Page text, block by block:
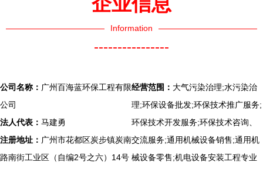
Information
----------------
公司名称： 广州百海蓝环保工程有限
公司
法人代表： 马建勇
注册地址： 广州市花都区炭步镇炭南
路南街工业区（自编2号之六）14号
经营范围： 大气污染治理;水污染治
理;环保设备批发;环保技术推广服务;
环保技术开发服务;环保技术咨询、
交流服务;通用机械设备销售;通用机
械设备零售;机电设备安装工程专业